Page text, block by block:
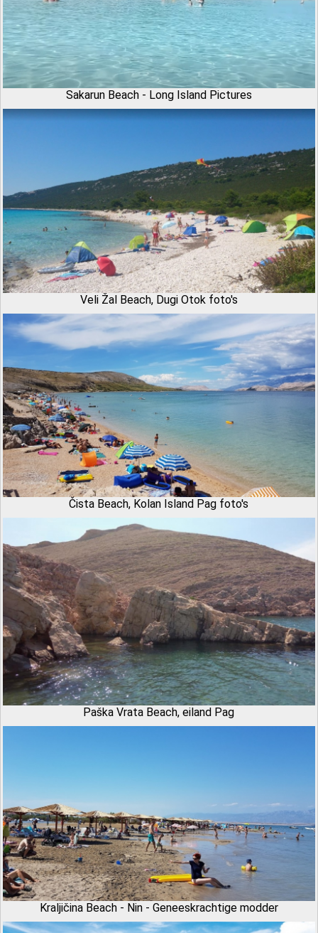
Sakarun Beach - Long Island Pictures
Veli Žal Beach, Dugi Otok foto's
Čista Beach, Kolan Island Pag foto's
Paška Vrata Beach, eiland Pag
Kraljičina Beach - Nin - Geneeskrachtige modder